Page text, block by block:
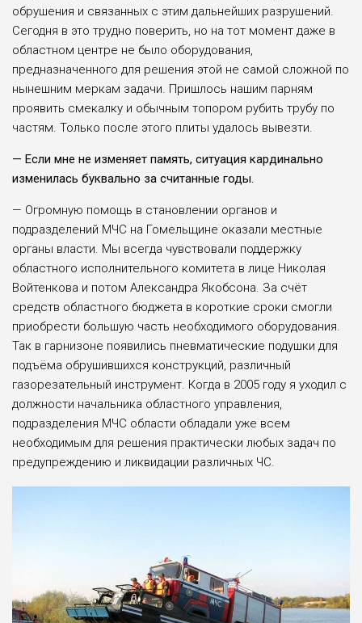
обрушения и связанных с этим дальнейших разрушений.
Сегодня в это трудно поверить, но на тот момент даже в
областном центре не было оборудования,
предназначенного для решения этой не самой сложной по
нынешним меркам задачи. Пришлось нашим парням
проявить смекалку и обычным топором рубить трубу по
частям. Только после этого плиты удалось вывезти.
— Если мне не изменяет память, ситуация кардинально
изменилась буквально за считанные годы.
— Огромную помощь в становлении органов и
подразделений МЧС на Гомельщине оказали местные
органы власти. Мы всегда чувствовали поддержку
областного исполнительного комитета в лице Николая
Войтенкова и потом Александра Якобсона. За счёт
средств областного бюджета в короткие сроки смогли
приобрести большую часть необходимого оборудования.
Так в гарнизоне появились пневматические подушки для
подъёма обрушившихся конструкций, различный
газорезательный инструмент. Когда в 2005 году я уходил с
должности начальника областного управления,
подразделения МЧС области обладали уже всем
необходимым для решения практически любых задач по
предупреждению и ликвидации различных ЧС.